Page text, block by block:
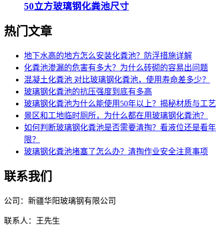
50立方玻璃钢化粪池尺寸
热门文章
地下水高的地方怎么安装化粪池？防浮措施详解
化粪池渗漏的危害有多大？为什么砖砌的容易出问题
混凝土化粪池 对比玻璃钢化粪池，使用寿命差多少？
玻璃钢化粪池的抗压强度到底有多高
玻璃钢化粪池为什么能使用50年以上？揭秘材质与工艺
景区和工地临时厕所，为什么都在用玻璃钢化粪池？
如何判断玻璃钢化粪池是否需要清掏？看液位还是看年
限？
玻璃钢化粪池堵塞了怎么办？清掏作业安全注意事项
联系我们
公司：新疆华阳玻璃钢有限公司
联系人：王先生